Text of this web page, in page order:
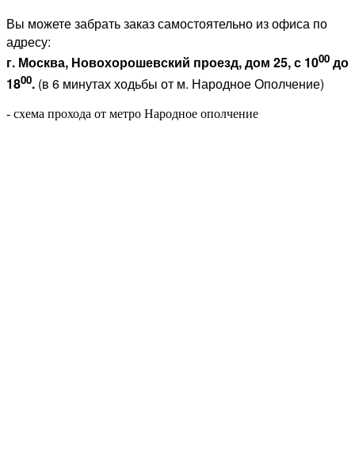
Вы можете забрать заказ самостоятельно из офиса по
адресу:
г. Москва, Новохорошевский проезд, дом 25, с 1000 до
1800. (в 6 минутах ходьбы от м. Народное Ополчение)
- схема прохода от метро Народное ополчение